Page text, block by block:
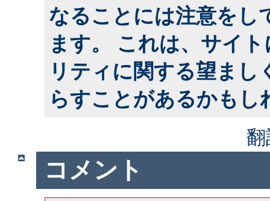
なることには注意をし
ます。 これは、サイ
リティに関する望まし
らすことがあるかもし
コメント